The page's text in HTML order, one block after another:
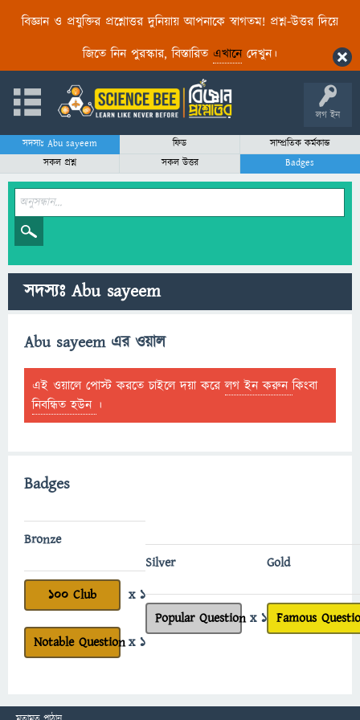
বিজ্ঞান ও প্রযুক্তির প্রশ্নোত্তর দুনিয়ায় আপনাকে স্বাগতম! প্রশ্ন-উত্তর দিয়ে
জিতে নিন পুরস্কার, বিস্তারিত এখানেদেখুন।
লগ ইন
সদস্যঃ Abu sayeem ফিড
সাম্প্রতিক কর্মকান্ড
সকল প্রশ্ন
সকল উত্তর Badges
সদস্যঃ Abu sayeem
Abu sayeem এর ওয়াল
এই ওয়ালে পোস্ট করতে চাইলে দয়া করেলগ ইন করুনকিংবা
নিবন্ধিত হউন ।
Badges
Bronze
100 Club x 1
Notable Questionx 1
Silver
Popular Question x 1
Gold
Famous